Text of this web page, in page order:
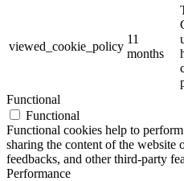
viewed_cookie_policy
11
months
Functional
Functional
Functional cookies help to
sharing the content of the website
feedbacks, and other third-party
Performance